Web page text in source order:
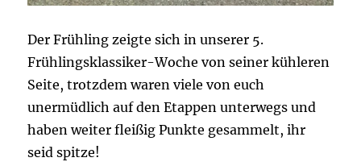
Der Frühling zeigte sich in unserer 5.
Frühlingsklassiker-Woche von seiner kühleren
Seite, trotzdem waren viele von euch
unermüdlich auf den Etappen unterwegs und
haben weiter fleißig Punkte gesammelt, ihr
seid spitze!